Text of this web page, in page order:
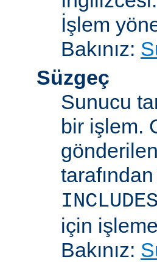
İşlem
Bakınız:
Süzgeç
Sunucu
bir işlem.
INCLUDES
için
Bakınız: